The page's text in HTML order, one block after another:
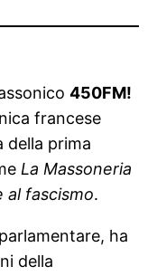
450FM!
francese
della prima
La Massoneria
al fascismo.
ha
della